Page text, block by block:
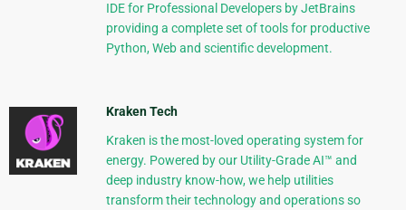
IDE for Professional Developers by JetBrains
providing a complete set of tools for productive
Python, Web and scientific development.
Kraken Tech
Kraken is the most-loved operating system for
energy. Powered by our Utility-Grade AI™ and
deep industry know-how, we help utilities
transform their technology and operations so